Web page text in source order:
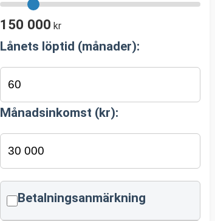
150 000 kr
Lånets löptid (månader):
Månadsinkomst (kr):
Betalningsanmärkning